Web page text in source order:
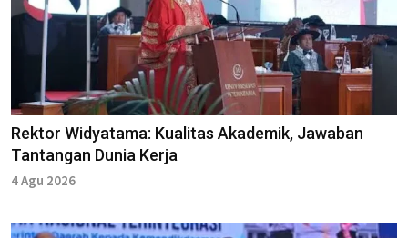
Rektor Widyatama: Kualitas Akademik, Jawaban
Tantangan Dunia Kerja
4 Agu 2026